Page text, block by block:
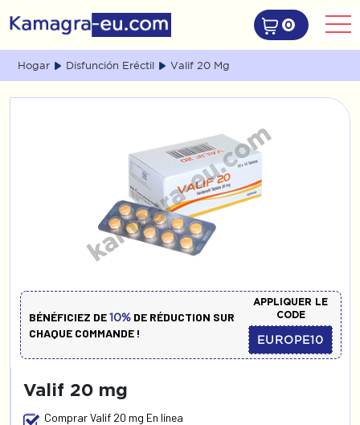
0
Hogar Disfunción Eréctil Valif 20 Mg
BÉNÉFICIEZ DE10% DE RÉDUCTION SUR
CHAQUE COMMANDE !
APPLIQUER LE
CODE
EUROPE10
Valif 20 mg
Comprar Valif 20 mg En línea